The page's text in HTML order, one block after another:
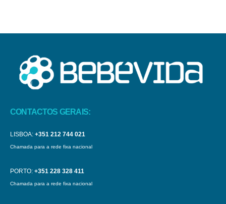
CONTACTOS GERAIS:
LISBOA: +351 212 744 021
Chamada para a rede fixa nacional
PORTO: +351 228 328 411
Chamada para a rede fixa nacional